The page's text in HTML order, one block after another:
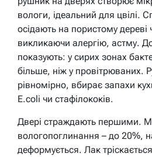
вологи, ідеальний для цвілі.
осідають на пористому
викликаючи алергію, астму.
показують: у сирих зонах
більше, ніж у провітрюваних.
рівномірно, вбирає запахи
E.coli чи стафілококів.
Двері страждають першими.
вологопоглинання – до 20%,
деформується. Лак